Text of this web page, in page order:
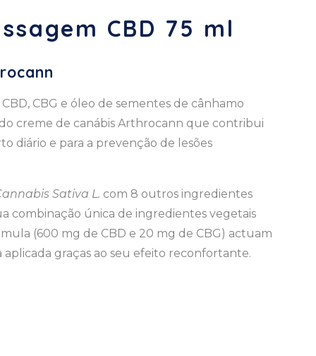
CBD 75 ml
CBG e óleo de sementes de cânhamo
creme de canábis Arthrocann que contribui
diário e para a prevenção de lesões
Sativa L. com 8 outros ingredientes
combinação única de ingredientes vegetais
(600 mg de CBD e 20 mg de CBG) actuam
graças ao seu efeito reconfortante.